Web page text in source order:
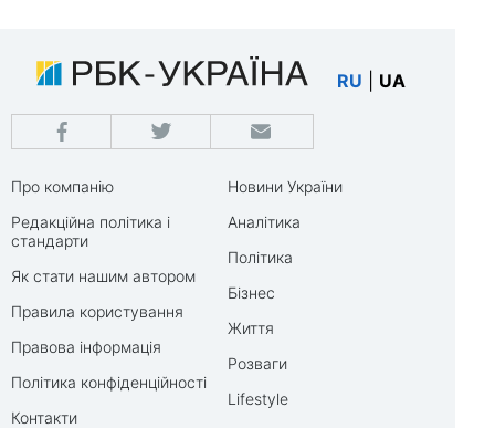
RU UA
Про компанію
Редакційна політика і
стандарти
Як стати нашим автором
Правила користування
Правова інформація
Політика конфіденційності
Контакти
Новини України
Аналітика
Політика
Бізнес
Життя
Розваги
Lifestyle